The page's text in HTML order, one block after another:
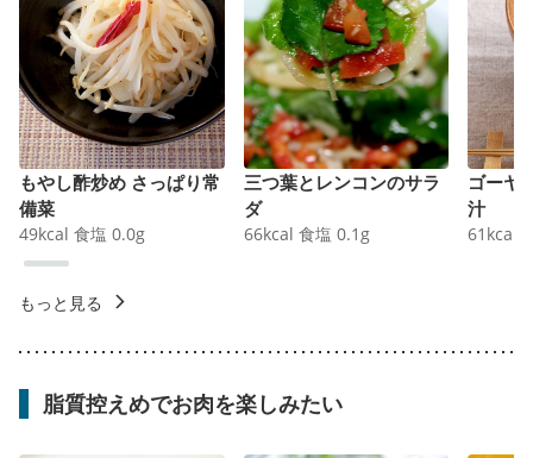
もやし酢炒め さっぱり常
備菜
49kcal 食塩 0.0g
三つ葉とレンコンのサラ
ダ
66kcal 食塩 0.1 g
ゴーヤ
汁
61 kcal
もっと見る
脂質控えめでお肉を楽しみたい